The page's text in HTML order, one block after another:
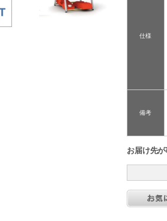
仕様
備考
お届け先